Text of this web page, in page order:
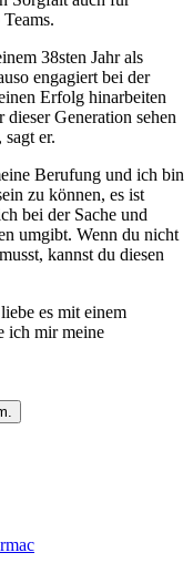
38sten Jahr als
engagiert bei der
Erfolg hinarbeiten
Generation sehen
er.
Berufung und ich bin
zu können, es ist
bei der Sache und
umgibt. Wenn du nicht
kannst du diesen
es mit einem
ich mir meine